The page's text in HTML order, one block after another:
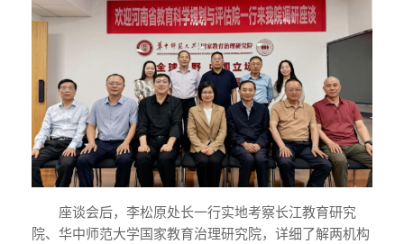
座谈会后，李松原处长一行实地考察长江教育研究
院、华中师范大学国家教育治理研究院，详细了解两机构